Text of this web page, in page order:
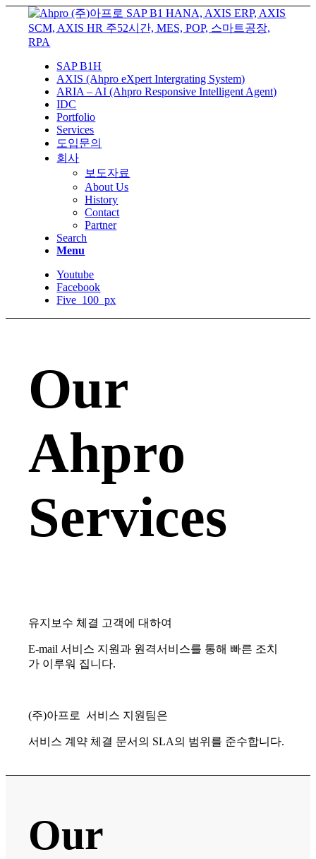
SAP B1H
AXIS (Ahpro eXpert Intergrating System)
ARIA – AI (Ahpro Responsive Intelligent Agent)
IDC
Portfolio
Services
도입문의
회사
보도자료
About Us
History
Contact
Partner
Search
Menu
Youtube
Facebook
Five_100_px
Our
Ahpro
Services
유지보수 체결 고객에 대하여
E-mail 서비스 지원과 원격서비스를 통해 빠른 조치
가 이루워 집니다.
(주)아프로 서비스 지원팀은
서비스 계약 체결 문서의 SLA의 범위를 준수합니다.
Our